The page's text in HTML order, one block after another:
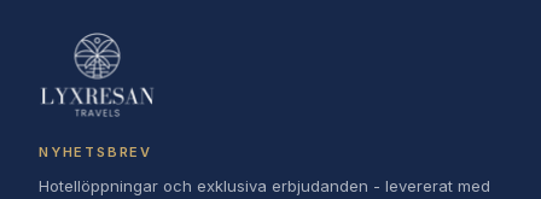
NYHETSBREV
Hotellöppningar och exklusiva erbjudanden - levererat med